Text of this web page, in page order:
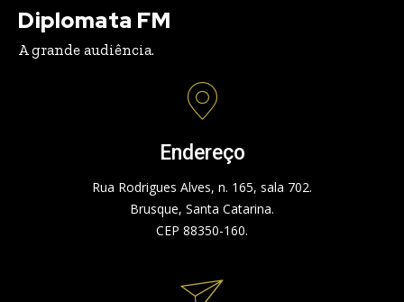
Diplomata FM
A grande audiência.
Endereço
Rua Rodrigues Alves, n. 165, sala 702.
Brusque, Santa Catarina.
CEP 88350-160.